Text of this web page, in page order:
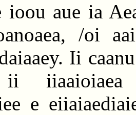
ioou aue ia
/oi
Ii
ii iiaaioiaea
e